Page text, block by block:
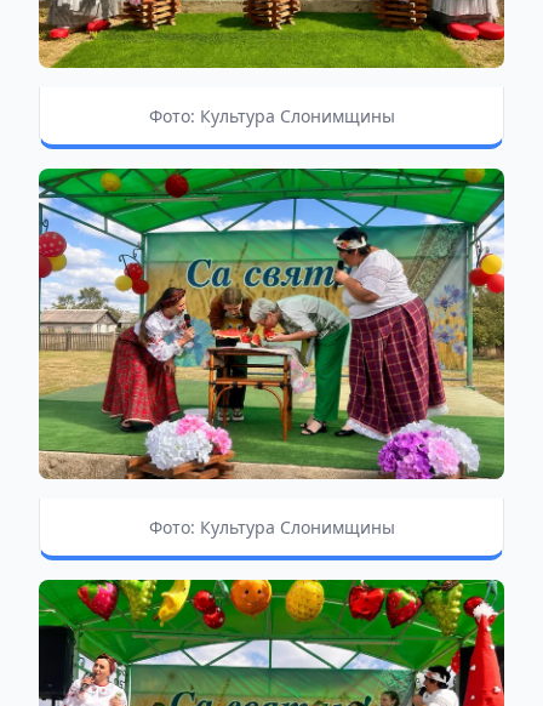
Фото: Культура Слонимщины
Фото: Культура Слонимщины